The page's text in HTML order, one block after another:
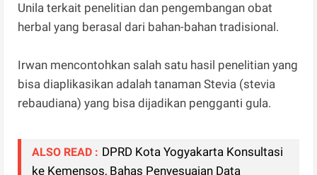
Unila terkait penelitian dan pengembangan obat
herbal yang berasal dari bahan-bahan tradisional.
Irwan mencontohkan salah satu hasil penelitian yang
bisa diaplikasikan adalah tanaman Stevia (stevia
rebaudiana) yang bisa dijadikan pengganti gula.
ALSO READ : DPRD Kota Yogyakarta Konsultasi
ke Kemensos, Bahas Penyesuaian Data